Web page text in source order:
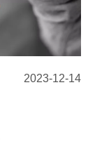
2023-12-14